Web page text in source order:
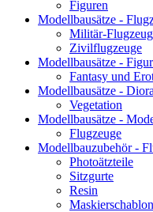
Figuren
Modellbausätze -
Militär-
Zivilflugzeuge
Modellbausätze -
Fantasy und
Modellbausätze -
Vegetation
Modellbausätze -
Flugzeuge
Modellbauzubehör -
Photoätzteile
Sitzgurte
Resin